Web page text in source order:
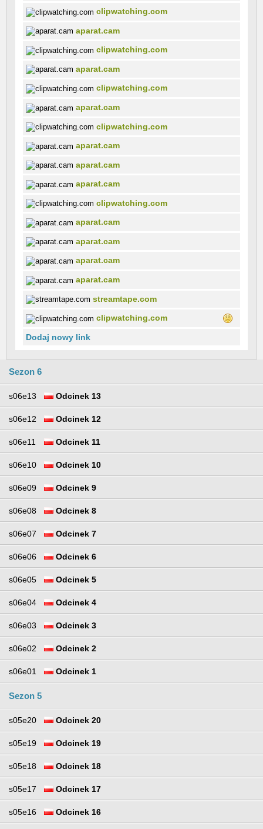
clipwatching.com
aparat.cam
clipwatching.com
aparat.cam
clipwatching.com
aparat.cam
clipwatching.com
aparat.cam
aparat.cam
aparat.cam
clipwatching.com
aparat.cam
aparat.cam
aparat.cam
aparat.cam
streamtape.com
clipwatching.com
Dodaj nowy link
Sezon 6
s06e13 Odcinek 13
s06e12 Odcinek 12
s06e11 Odcinek 11
s06e10 Odcinek 10
s06e09 Odcinek 9
s06e08 Odcinek 8
s06e07 Odcinek 7
s06e06 Odcinek 6
s06e05 Odcinek 5
s06e04 Odcinek 4
s06e03 Odcinek 3
s06e02 Odcinek 2
s06e01 Odcinek 1
Sezon 5
s05e20 Odcinek 20
s05e19 Odcinek 19
s05e18 Odcinek 18
s05e17 Odcinek 17
s05e16 Odcinek 16